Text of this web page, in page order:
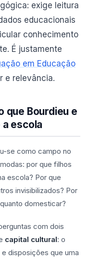
exige leitura
educacionais
conhecimento
É justamente
em Educação
e relevância.
que Bourdieu e
escola
se como campo no
por que filhos
escola? Por que
invisibilizados? Por
domesticar?
com dois
capital cultural: o
disposições que uma